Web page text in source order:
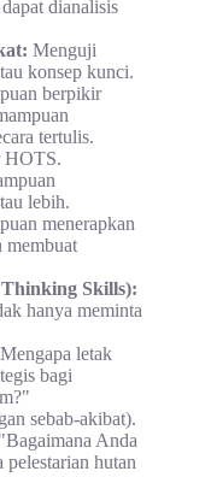
dianalisis
Menguji
konsep kunci.
berpikir
tertulis.
HOTS.
lebih.
menerapkan
membuat
Skills):
hanya meminta
letak
bagi
sebab-akibat).
Anda
hutan